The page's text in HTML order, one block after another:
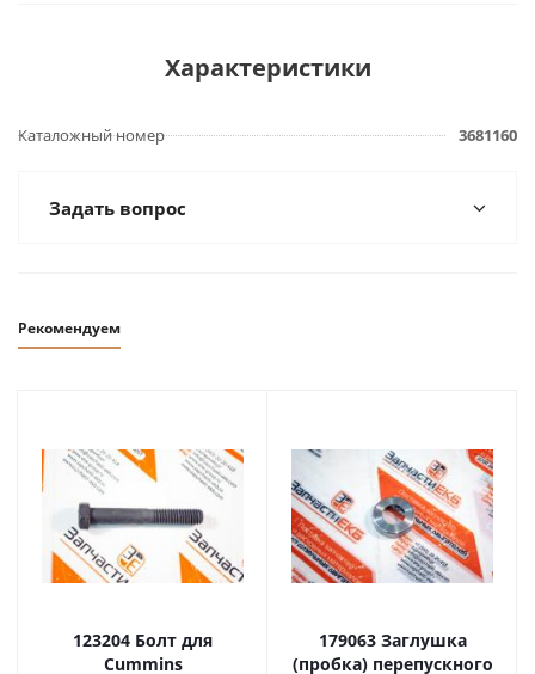
Характеристики
Каталожный номер 3681160
Задать вопрос
Рекомендуем
123204 Болт для
Cummins
179063 Заглушка
(пробка) перепускного